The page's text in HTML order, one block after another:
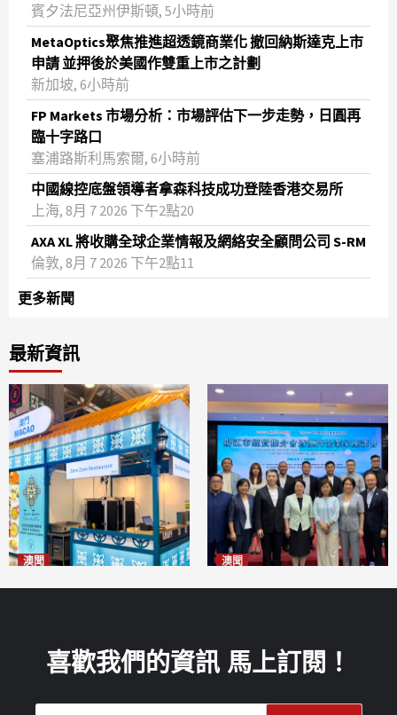
賓夕法尼亞州伊斯頓, 5小時前
MetaOptics聚焦推進超透鏡商業化 撤回納斯達克上市
申請 並押後於美國作雙重上市之計劃
新加坡, 6小時前
FP Markets 市場分析：市場評估下一步走勢，日圓再
臨十字路口
塞浦路斯利馬索爾, 6小時前
中國線控底盤領導者拿森科技成功登陸香港交易所
上海, 8月 7 2026 下午2點20
AXA XL 將收購全球企業情報及網絡安全顧問公司 S-RM
倫敦, 8月 7 2026 下午2點11
更多新聞
最新資訊
澳聞 澳聞
喜歡我們的資訊 馬上訂閱！